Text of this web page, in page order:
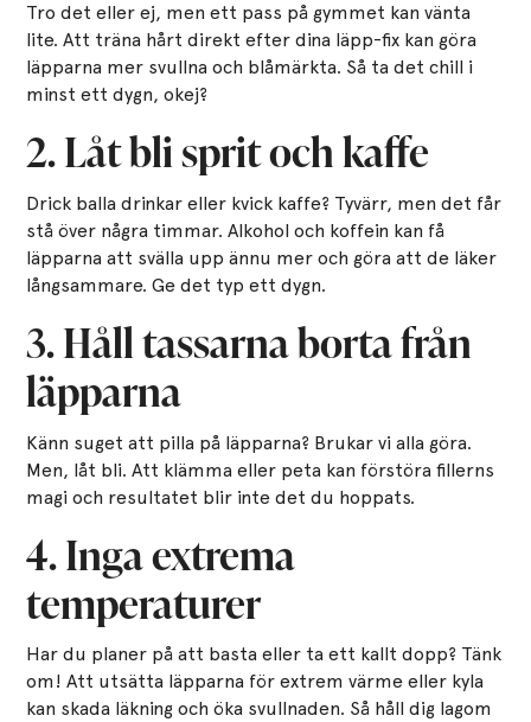
Tro det eller ej, men ett pass på gymmet kan vänta
lite. Att träna hårt direkt efter dina läpp-fix kan göra
läpparna mer svullna och blåmärkta. Så ta det chill i
minst ett dygn, okej?
2. Låt bli sprit och kaffe
Drick balla drinkar eller kvick kaffe? Tyvärr, men det får
stå över några timmar. Alkohol och koffein kan få
läpparna att svälla upp ännu mer och göra att de läker
långsammare. Ge det typ ett dygn.
3. Håll tassarna borta från
läpparna
Känn suget att pilla på läpparna? Brukar vi alla göra.
Men, låt bli. Att klämma eller peta kan förstöra fillerns
magi och resultatet blir inte det du hoppats.
4. Inga extrema
temperaturer
Har du planer på att basta eller ta ett kallt dopp? Tänk
om! Att utsätta läpparna för extrem värme eller kyla
kan skada läkning och öka svullnaden. Så håll dig lagom